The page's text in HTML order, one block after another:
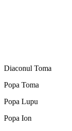
Diaconul Toma
Popa Toma
Popa Lupu
Popa Ion